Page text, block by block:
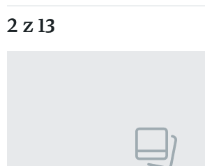
2 z 13